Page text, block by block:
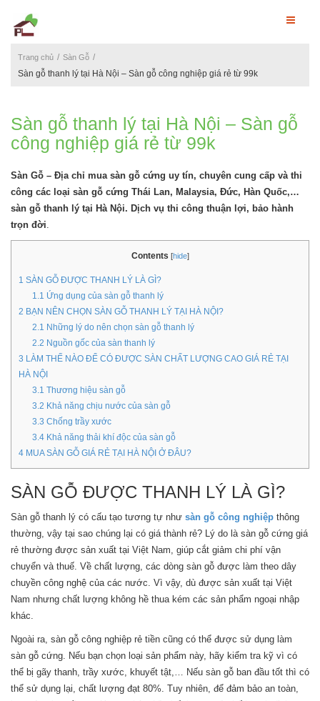
Trang chủ Sàn Gỗ
Sàn gỗ thanh lý tại Hà Nội – Sàn gỗ công nghiệp giá rẻ từ 99k
Sàn gỗ thanh lý tại Hà Nội – Sàn gỗ
công nghiệp giá rẻ từ 99k
Sàn Gỗ – Địa chỉ mua sàn gỗ cứng uy tín, chuyên cung cấp và thi
công các loại sàn gỗ cứng Thái Lan, Malaysia, Đức, Hàn Quốc,…
sàn gỗ thanh lý tại Hà Nội. Dịch vụ thi công thuận lợi, bảo hành
trọn đời.
Contents [hide]
1 SÀN GỖ ĐƯỢC THANH LÝ LÀ GÌ?
1.1 Ứng dụng của sàn gỗ thanh lý
2 BẠN NÊN CHỌN SÀN GỖ THANH LÝ TẠI HÀ NỘI?
2.1 Những lý do nên chọn sàn gỗ thanh lý
2.2 Nguồn gốc của sàn thanh lý
3 LÀM THẾ NÀO ĐỂ CÓ ĐƯỢC SÀN CHẤT LƯỢNG CAO GIÁ RẺ TẠI
HÀ NỘI
3.1 Thương hiệu sàn gỗ
3.2 Khả năng chịu nước của sàn gỗ
3.3 Chống trầy xước
3.4Khả năng thải khí độc của sàn gỗ
4 MUA SÀN GỖ GIÁ RẺ TẠI HÀ NỘI Ở ĐÂU?
SÀN GỖ ĐƯỢC THANH LÝ LÀ GÌ?
Sàn gỗ thanh lý có cấu tạo tương tự như sàn gỗ công nghiệp thông
thường, vậy tại sao chúng lại có giá thành rẻ? Lý do là sàn gỗ cứng giá
rẻ thường được sản xuất tại Việt Nam, giúp cắt giảm chi phí vận
chuyển và thuế. Về chất lượng, các dòng sàn gỗ được làm theo dây
chuyền công nghệ của các nước. Vì vậy, dù được sản xuất tại Việt
Nam nhưng chất lượng không hề thua kém các sản phẩm ngoại nhập
khác.
Ngoài ra, sàn gỗ công nghiệp rẻ tiền cũng có thể được sử dụng làm
sàn gỗ cứng. Nếu bạn chọn loại sản phẩm này, hãy kiểm tra kỹ vì có
thể bị gãy thanh, trầy xước, khuyết tật,… Nếu sàn gỗ ban đầu tốt thì có
thể sử dụng lại, chất lượng đạt 80%. Tuy nhiên, để đảm bảo an toàn,